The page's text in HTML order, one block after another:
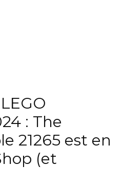
: The
21265 est en
(et